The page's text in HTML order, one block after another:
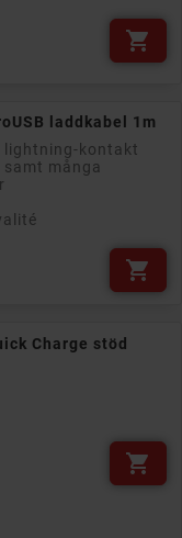

laddkabel 1m
lightning-kontakt
många

Charge stöd
